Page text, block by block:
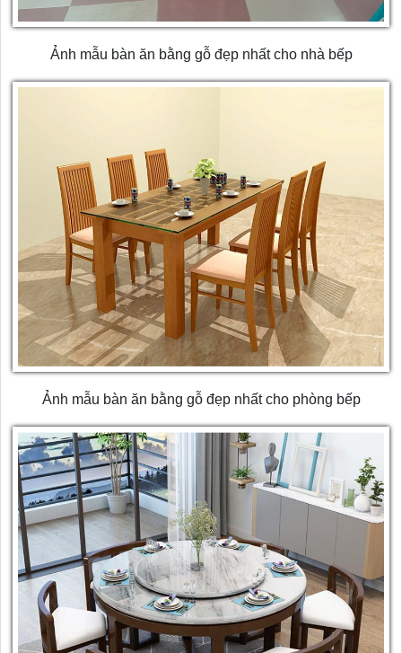
Ảnh mẫu bàn ăn bằng gỗ đẹp nhất cho nhà bếp
Ảnh mẫu bàn ăn bằng gỗ đẹp nhất cho phòng bếp